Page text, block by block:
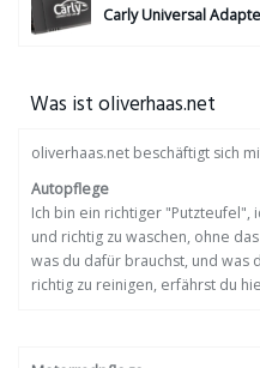
Carly Universal
Was ist oliverhaas.net
oliverhaas.net beschäftigt sich
Autopflege
Ich bin ein richtiger "Putzteufel",
und richtig zu waschen, ohne
was du dafür brauchst, und was
richtig zu reinigen, erfährst du